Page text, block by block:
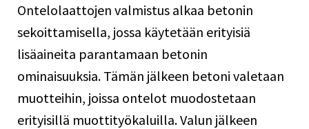
Ontelolaattojen valmistus alkaa betonin
sekoittamisella, jossa käytetään erityisiä
lisäaineita parantamaan betonin
ominaisuuksia. Tämän jälkeen betoni valetaan
muotteihin, joissa ontelot muodostetaan
erityisillä muottityökaluilla. Valun jälkeen